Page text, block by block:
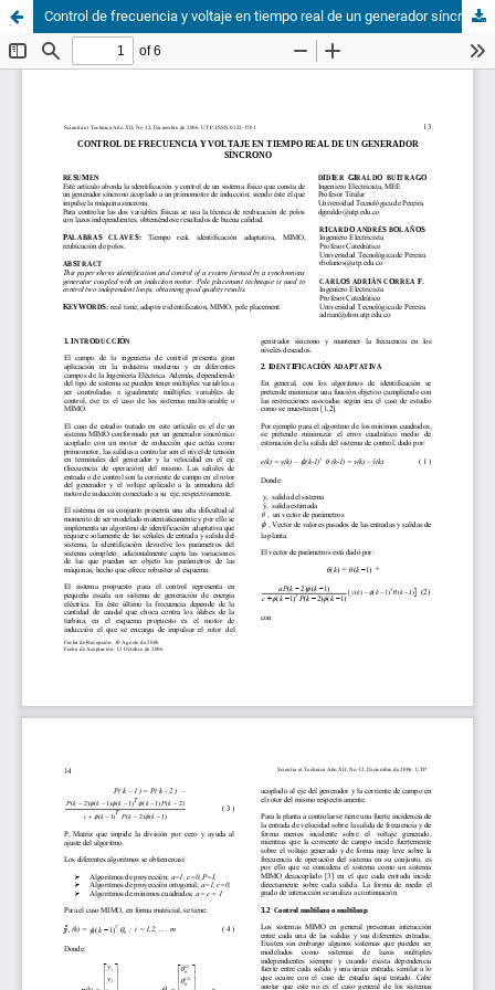
Control de frecuencia y voltaje en tiempo real de un generador síncrono